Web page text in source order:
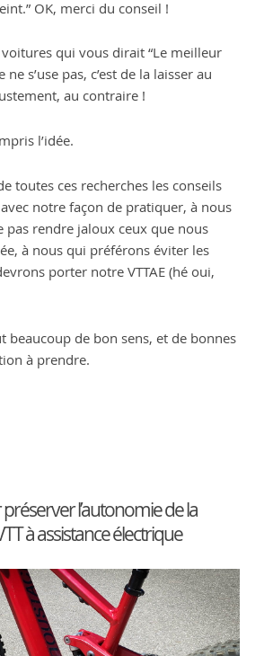
OK, merci du conseil !
qui vous dirait “Le meilleur
s’use pas, c’est de la laisser au
au contraire !
l’idée.
toutes ces recherches les conseils
notre façon de pratiquer, à nous
pas rendre jaloux ceux que nous
à nous qui préférons éviter les
porter notre VTTAE (hé oui,
beaucoup de bon sens, et de bonnes
à prendre.
l’autonomie de la
à assistance électrique